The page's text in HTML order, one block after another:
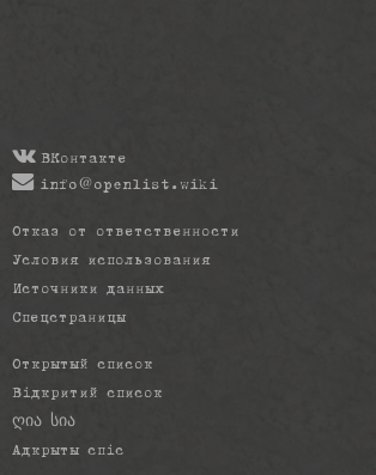
ВКонтакте
info@openlist.wiki
Отказ от ответственности
Условия использования
Источники данных
Спецстраницы
Открытый список
Відкритий список
ღია სია
Адкрыты спіс